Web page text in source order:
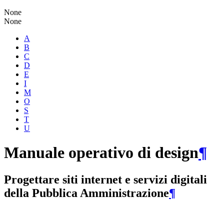
None
None
A
B
C
D
E
I
M
O
S
T
U
Manuale operativo di design¶
Progettare siti internet e servizi digitali
della Pubblica Amministrazione¶